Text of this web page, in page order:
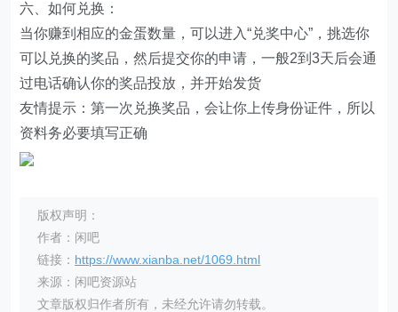
六、如何兑换：
当你赚到相应的金蛋数量，可以进入“兑奖中心”，挑选你
可以兑换的奖品，然后提交你的申请，一般2到3天后会通
过电话确认你的奖品投放，并开始发货
友情提示：第一次兑换奖品，会让你上传身份证件，所以
资料务必要填写正确
版权声明：
作者：闲吧
链接： https://www.xianba.net/1069.html
来源：闲吧资源站
文章版权归作者所有，未经允许请勿转载。